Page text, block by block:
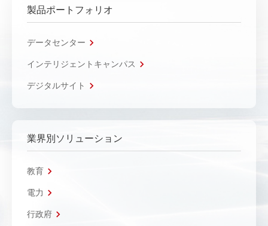
製品ポートフォリオ
データセンター
インテリジェントキャンパス
デジタルサイト
業界別ソリューション
教育
電力
行政府